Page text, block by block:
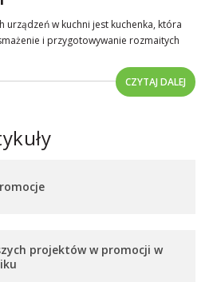
urządzeń w kuchni jest kuchenka, która
i przygotowywanie rozmaitych
CZYTAJ DALEJ
projektów w promocji w